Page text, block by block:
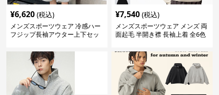
¥6,620 (税込)
メンズスポーツウェア 冷感ハー
フジップ長袖アウター上下セッ
¥7,540 (税込)
メンズスポーツウェア メンズ 両
面起毛 半開き襟 長袖上着 全6色